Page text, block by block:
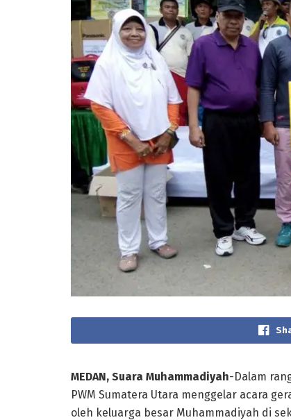
MEDAN, Suara Muhammadiyah-Dalam
PWM Sumatera Utara menggelar acara
oleh keluarga besar Muhammadiyah di